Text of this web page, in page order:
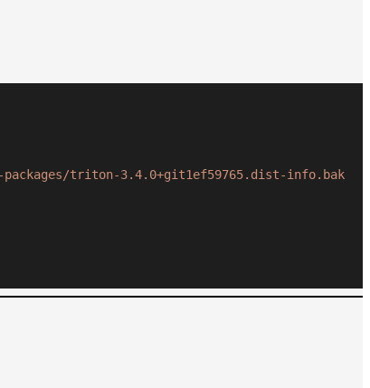
triton-3.4.0+git1ef59765.dist-info.bak